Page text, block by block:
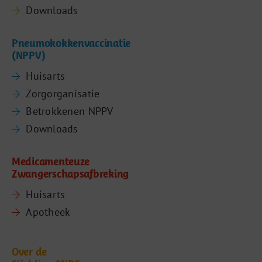
Downloads
Pneumokokkenvaccinatie
(NPPV)
Huisarts
Zorgorganisatie
Betrokkenen NPPV
Downloads
Medicamenteuze
Zwangerschapsafbreking
Huisarts
Apotheek
Over de